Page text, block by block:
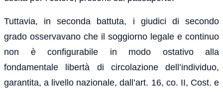
Tuttavia, in seconda battuta, i giudici di secondo
grado osservavano che il soggiorno legale e continuo
non è configurabile in modo ostativo alla
fondamentale libertà di circolazione dell’individuo,
garantita, a livello nazionale, dall’art. 16, co. II, Cost. e